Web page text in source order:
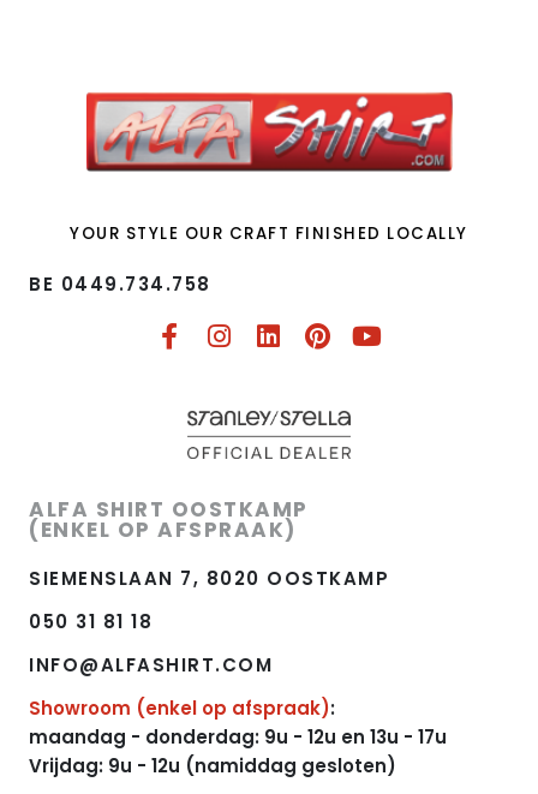
YOUR STYLE OUR CRAFT FINISHED LOCALLY
BE 0449.734.758​
ALFA SHIRT OOSTKAMP
(ENKEL OP AFSPRAAK)
SIEMENSLAAN 7, 8020 OOSTKAMP
050 31 81 18
INFO@ALFASHIRT.COM
Showroom (enkel op afspraak):
maandag - donderdag: 9u - 12u en 13u - 17u
Vrijdag: 9u - 12u (namiddag gesloten)